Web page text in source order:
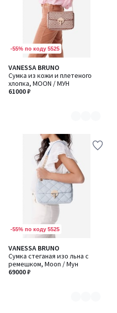
-55% по коду 5525
VANESSA BRUNO
Сумка из кожи и плетеного
хлопка, MOON / МУН
61000 ₽
Количество
цветов:
2
-55% по коду 5525
VANESSA BRUNO
Сумка стеганая изо льна с
ремешком, Moon / Мун
69000 ₽
Количество
цветов:
2